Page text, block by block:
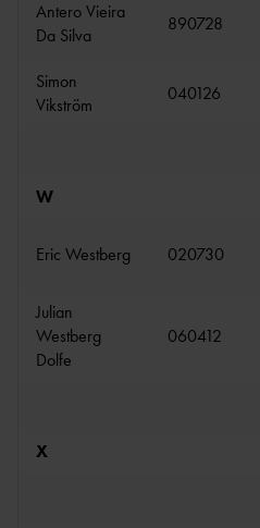
Antero Vieira
Da Silva
890728
Simon
Vikström
040126
W
Eric Westberg 020730
Julian
Westberg
Dolfe
060412
X